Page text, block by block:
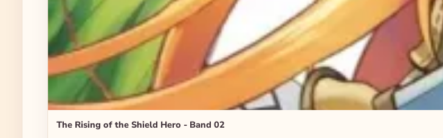
The Rising of the Shield Hero - Band 02